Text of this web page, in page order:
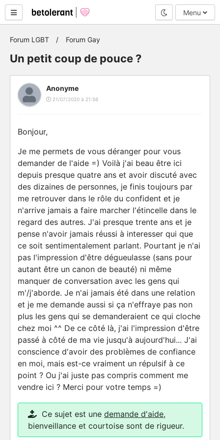
Mode nuit
Menu
Forum LGBT Forum Gay
Un petit coup de pouce ?
Anonyme
21/07/2020 à 21:56
Bonjour,
Je me permets de vous déranger pour vous
demander de l'aide =) Voilà j'ai beau être ici
depuis presque quatre ans et avoir discuté avec
des dizaines de personnes, je finis toujours par
me retrouver dans le rôle du confident et je
n'arrive jamais a faire marcher l'étincelle dans le
regard des autres. J'ai presque trente ans et je
pense n'avoir jamais réussi à interesser qui que
ce soit sentimentalement parlant. Pourtant je n'ai
pas l'impression d'être dégueulasse (sans pour
autant être un canon de beauté) ni même
manquer de conversation avec les gens qui
m'/j'aborde. Je n'ai jamais été dans une relation
et je me demande aussi si ça n'effraye pas non
plus les gens qui se demanderaient ce qui cloche
chez moi ^^ De ce côté là, j'ai l'impression d'être
passé à côté de ma vie jusqu'à aujourd'hui... J'ai
conscience d'avoir des problèmes de confiance
en moi, mais est-ce vraiment un répulsif à ce
point ? Ou j'ai juste pas compris comment me
vendre ici ? Merci pour votre temps =)
Ce sujet est une demande d'aide,
bienveillance et courtoise sont de rigueur.